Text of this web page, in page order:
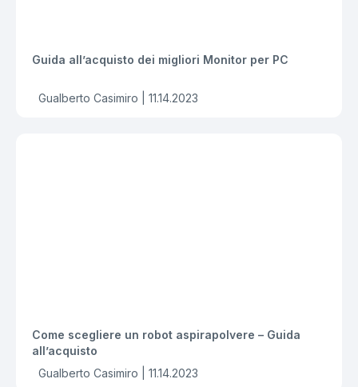
Guida all’acquisto dei migliori Monitor per PC
Gualberto Casimiro | 11.14.2023
Come scegliere un robot aspirapolvere – Guida
all’acquisto
Gualberto Casimiro |
11.14.2023